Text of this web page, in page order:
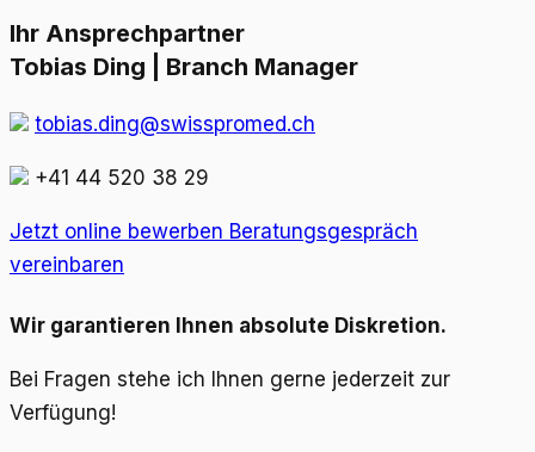
Ihr Ansprechpartner
Tobias Ding | Branch Manager
tobias.ding@swisspromed.ch
+41 44 520 38 29
Jetzt online bewerben Beratungsgespräch
vereinbaren
Wir garantieren Ihnen absolute Diskretion.
Bei Fragen stehe ich Ihnen gerne jederzeit zur
Verfügung!